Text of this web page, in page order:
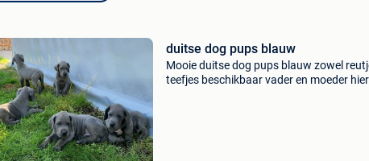
duitse dog pups blauw
Mooie duitse dog pups blauw zowel
teefjes beschikbaar vader en moeder hier